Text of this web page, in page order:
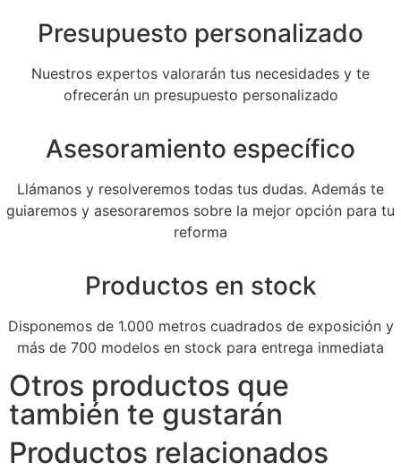
Presupuesto personalizado
Nuestros expertos valorarán tus necesidades y te
ofrecerán un presupuesto personalizado
Asesoramiento específico
Llámanos y resolveremos todas tus dudas. Además te
guiaremos y asesoraremos sobre la mejor opción para tu
reforma
Productos en stock
Disponemos de 1.000 metros cuadrados de exposición y
más de 700 modelos en stock para entrega inmediata
Otros productos que
también te gustarán
Productos relacionados